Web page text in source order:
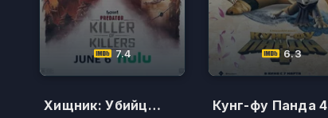
7.4
Хищник: Убийца убийц
6.3
Кунг-фу Панда 4